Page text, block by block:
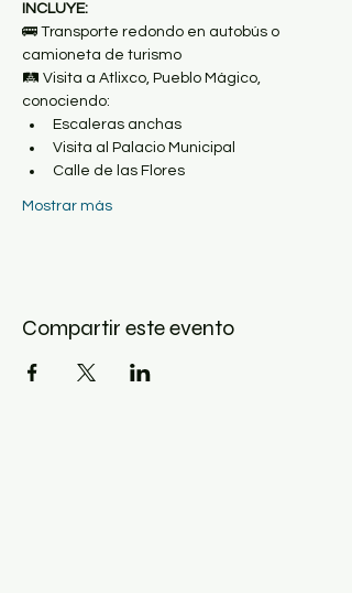
INCLUYE:
🚌 Transporte redondo en autobús o
camioneta de turismo
🛤 Visita a Atlixco, Pueblo Mágico,
conociendo:
Escaleras anchas
Visita al Palacio Municipal
Calle de las Flores
Mostrar más
Compartir este evento